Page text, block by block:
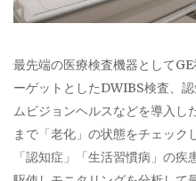
最先端の医療検査機器として
ーゲットとしたDWIBS検査、
ムビジョンヘルスなどを導入し
まで「老化」の状態をチェック
「認知症」「生活習慣病」の